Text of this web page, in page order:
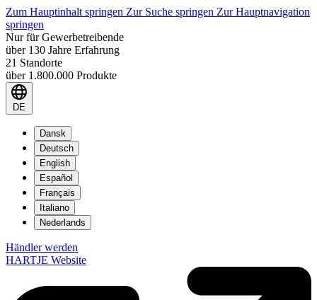
Zum Hauptinhalt springen Zur Suche springen Zur Hauptnavigation
springen
Nur für Gewerbetreibende
über 130 Jahre Erfahrung
21 Standorte
über 1.800.000 Produkte
DE
Dansk
Deutsch
English
Español
Français
Italiano
Nederlands
Händler werden
HARTJE Website